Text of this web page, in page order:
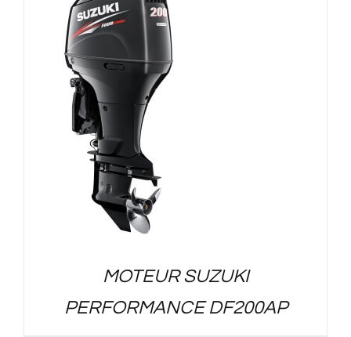
MOTEUR SUZUKI
PERFORMANCE DF200AP